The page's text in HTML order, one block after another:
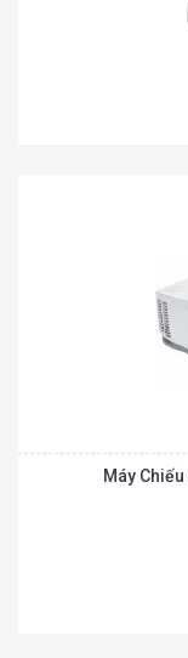
Máy